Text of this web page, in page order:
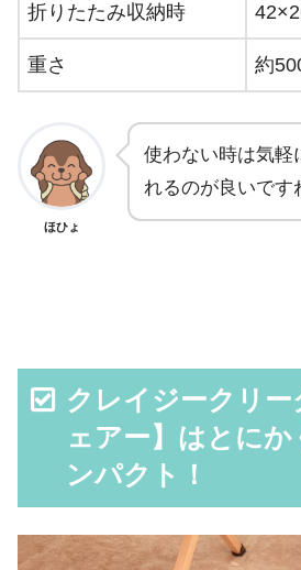
折りたたみ収納時
重さ 約
ほひょ
使わない時は気軽
れるのが良いです
クレイジークリー
ェアー】はとにか
ンパクト！